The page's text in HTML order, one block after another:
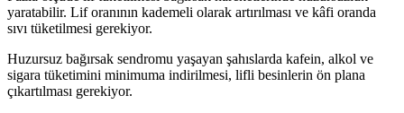
yaratabilir. Lif oranının kademeli olarak artırılması ve kâfi oranda
sıvı tüketilmesi gerekiyor.
Huzursuz bağırsak sendromu yaşayan şahıslarda kafein, alkol ve
sigara tüketimini minimuma indirilmesi, lifli besinlerin ön plana
çıkartılması gerekiyor.